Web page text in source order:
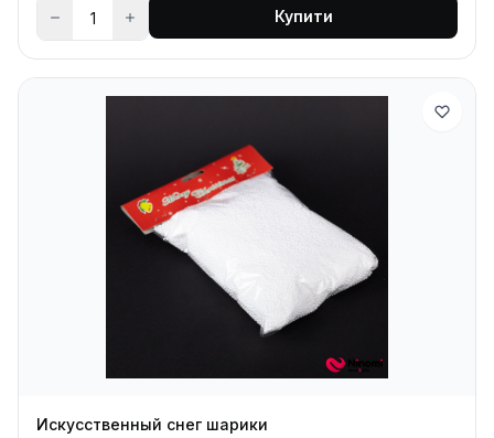
Купити
Искусственный снег шарики